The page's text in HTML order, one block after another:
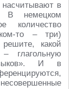
в
В немецком
количество
то – три)
какой
глагольную
И в